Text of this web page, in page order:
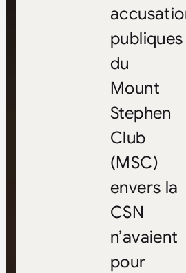
publiques
du
Mount
Stephen
Club
(MSC)
envers la
CSN
n’avaient
pour